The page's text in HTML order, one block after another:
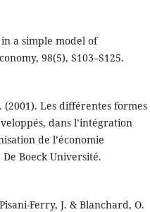
a simple model of
98(5), S103–S125.
(2001). Les différentes formes
dans l’intégration
de l’économie
Boeck Université.
Ferry, J. & Blanchard, O.